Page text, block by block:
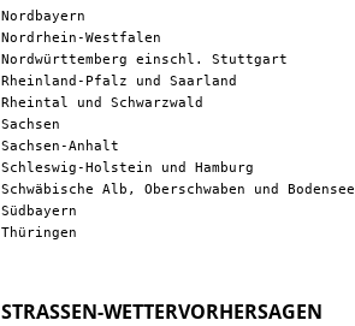
Nordbayern
Nordrhein-Westfalen
Nordwürttemberg einschl. Stuttgart
Rheinland-Pfalz und Saarland
Rheintal und Schwarzwald
Sachsen
Sachsen-Anhalt
Schleswig-Holstein und Hamburg
Schwäbische Alb, Oberschwaben und Bodensee
Südbayern
Thüringen
STRASSEN-WETTERVORHERSAGEN